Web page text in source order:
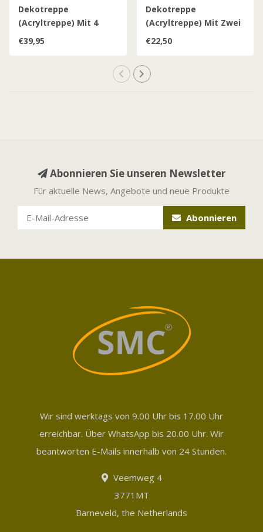
Dekotreppe
(Acryltreppe) Mit 4
Stufen
€39,95
Dekotreppe
(Acryltreppe) Mit Zwei
Stufen L
€22,50
Abonnieren Sie unseren Newsletter
Für aktuelle News, Angebote und neue Produkte
Abonnieren
Wir sind werktags von 9.00 Uhr bis 17.00 Uhr
erreichbar. Über WhatsApp bis 20.00 Uhr. Wir
beantworten E-Mails innerhalb von 24 Stunden.
Veemweg 4
3771MT
Barneveld, the Netherlands